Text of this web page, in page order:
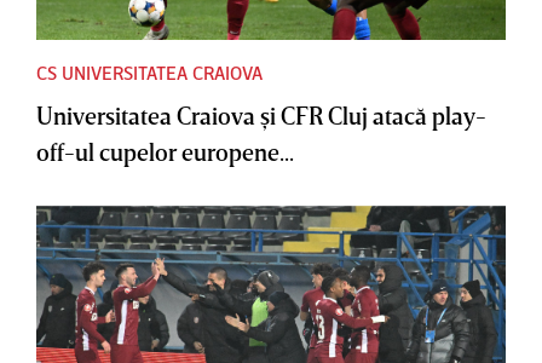
CS UNIVERSITATEA CRAIOVA
Universitatea Craiova şi CFR Cluj atacă play-
off-ul cupelor europene...